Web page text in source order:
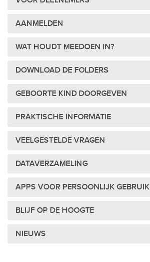
AANMELDEN
WAT HOUDT MEEDOEN IN?
DOWNLOAD DE FOLDERS
GEBOORTE KIND DOORGEVEN
PRAKTISCHE INFORMATIE
VEELGESTELDE VRAGEN
DATAVERZAMELING
APPS VOOR PERSOONLIJK GEBRUIK
BLIJF OP DE HOOGTE
NIEUWS